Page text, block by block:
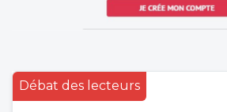
Débat des lecteurs